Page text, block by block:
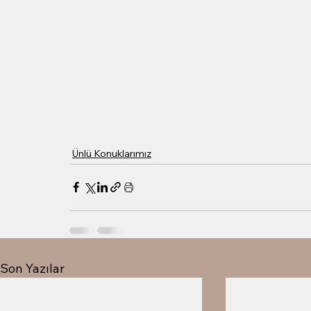
Ünlü Konuklarımız
Son Yazılar